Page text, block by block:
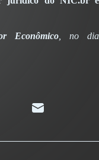
Econômico , no dia